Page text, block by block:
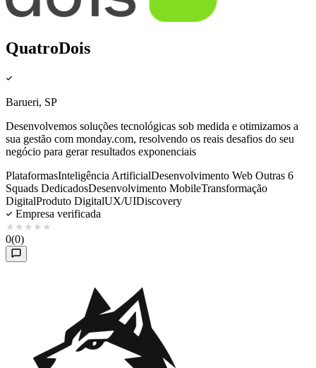
QuatroDois
Barueri, SP
Desenvolvemos soluções tecnológicas sob medida e otimizamos a
sua gestão com monday.com, resolvendo os reais desafios do seu
negócio para gerar resultados exponenciais
PlataformasInteligência ArtificialDesenvolvimento Web Outras 6
Squads DedicadosDesenvolvimento MobileTransformação
DigitalProduto DigitalUX/UIDiscovery
Empresa verificada
★ ★ ★ ★ ★
0(0)